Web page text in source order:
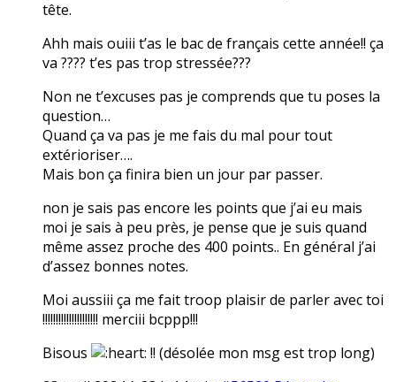
tête.
Ahh mais ouiii t’as le bac de français cette année!! ça
va ???? t’es pas trop stressée???
Non ne t’excuses pas je comprends que tu poses la
question…
Quand ça va pas je me fais du mal pour tout
extérioriser….
Mais bon ça finira bien un jour par passer.
non je sais pas encore les points que j’ai eu mais
moi je sais à peu près, je pense que je suis quand
même assez proche des 400 points.. En général j’ai
d’assez bonnes notes.
Moi aussiii ça me fait troop plaisir de parler avec toi
!!!!!!!!!!!!!!!!!!!!! merciii bcppp!!!
Bisous
!! (désolée mon msg est trop long)